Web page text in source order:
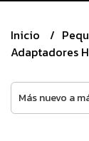
Inicio
Adaptadores